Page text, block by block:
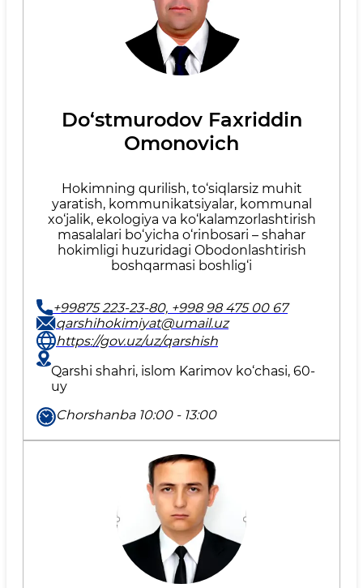
Do‘stmurodov Faxriddin
Omonovich
Hokimning qurilish, to‘siqlarsiz muhit
yaratish, kommunikatsiyalar, kommunal
xo‘jalik, ekologiya va ko‘kalamzorlashtirish
masalalari bo‘yicha o‘rinbosari – shahar
hokimligi huzuridagi Obodonlashtirish
boshqarmasi boshlig‘i
+99875 223-23-80, +998 98 475 00 67
qarshihokimiyat@umail.uz
https://gov.uz/uz/qarshish
Qarshi shahri, islom Karimov ko‘chasi, 60-
uy
Chorshanba 10:00 - 13:00